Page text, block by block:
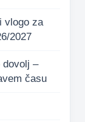
vlogo za
2027
dovolj –
času